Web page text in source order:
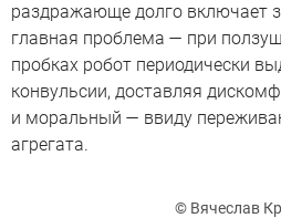
раздражающе долго включает
главная проблема — при
пробках робот периодически
конвульсии, доставляя
и моральный — ввиду
агрегата.
© Вячеслав